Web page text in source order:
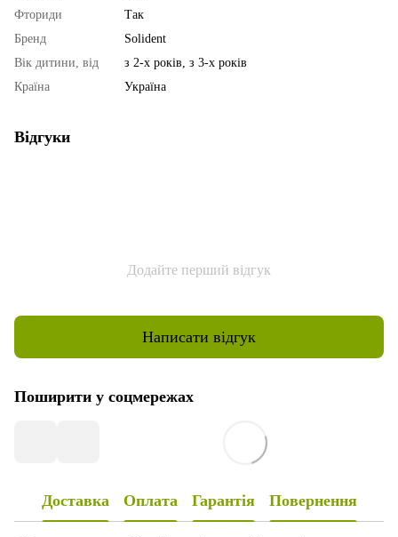
Фториди
Так
Бренд
Solident
Вік дитини, від
з 2-х років, з 3-х років
Країна
Україна
Відгуки
Додайте перший відгук
Написати відгук
Поширити у соцмережах
Доставка Оплата Гарантія Повернення